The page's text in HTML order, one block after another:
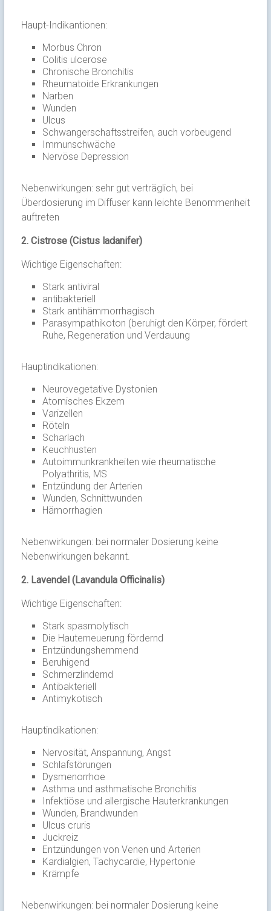
Haupt-Indikantionen:
Morbus Chron
Colitis ulcerose
Chronische Bronchitis
Rheumatoide Erkrankungen
Narben
Wunden
Ulcus
Schwangerschaftsstreifen, auch vorbeugend
Immunschwäche
Nervöse Depression
Nebenwirkungen: sehr gut verträglich, bei
Überdosierung im Diffuser kann leichte Benommenheit
auftreten
2. Cistrose (Cistus ladanifer)
Wichtige Eigenschaften:
Stark antiviral
antibakteriell
Stark antihämmorrhagisch
Parasympathikoton (beruhigt den Körper, fördert
Ruhe, Regeneration und Verdauung
Hauptindikationen:
Neurovegetative Dystonien
Atomisches Ekzem
Varizellen
Röteln
Scharlach
Keuchhusten
Autoimmunkrankheiten wie rheumatische
Polyathritis, MS
Entzündung der Arterien
Wunden, Schnittwunden
Hämorrhagien
Nebenwirkungen: bei normaler Dosierung keine
Nebenwirkungen bekannt.
2. Lavendel (Lavandula Officinalis)
Wichtige Eigenschaften:
Stark spasmolytisch
Die Hauterneuerung fördernd
Entzündungshemmend
Beruhigend
Schmerzlindernd
Antibakteriell
Antimykotisch
Hauptindikationen:
Nervosität, Anspannung, Angst
Schlafstörungen
Dysmenorrhoe
Asthma und asthmatische Bronchitis
Infektiöse und allergische Hauterkrankungen
Wunden, Brandwunden
Ulcus cruris
Juckreiz
Entzündungen von Venen und Arterien
Kardialgien, Tachycardie, Hypertonie
Krämpfe
Nebenwirkungen: bei normaler Dosierung keine